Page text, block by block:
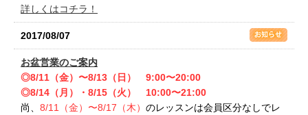
詳しくはコチラ！
2017/08/07
お盆営業のご案内
◎8/11（金）〜8/13（日） 9:00〜20:00
◎8/14（月）・8/15（火） 10:00〜21:00
尚、 8/11（金）〜8/17（木） のレッスンは会員区分なしでレ